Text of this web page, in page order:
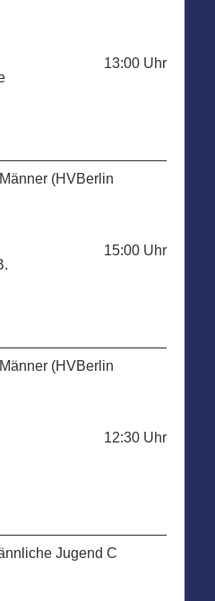
13:00 Uhr
(HVBerlin
15:00 Uhr
(HVBerlin
12:30 Uhr
Jugend C